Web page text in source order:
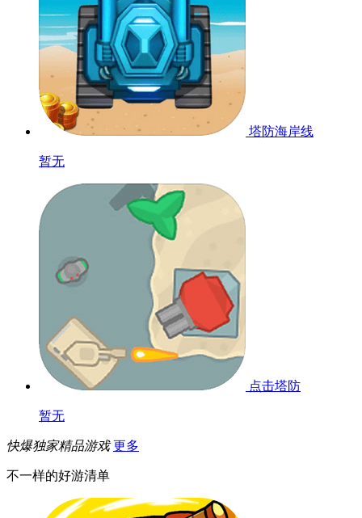
塔防海岸线
暂无
点击塔防
暂无
快爆独家精品游戏 更多
不一样的好游清单